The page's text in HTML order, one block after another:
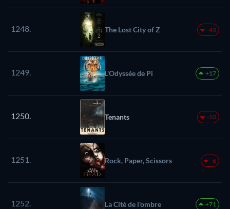
1248. The Lost City of Z -43
1249. L'Odyssée de Pi +17
1250. Tenants -10
1251. Rock, Paper, Scissors -6
1252. La Cité de l'ombre +71